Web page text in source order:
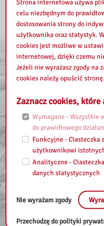
Strona internetowa używa
celu niezbędnym do
dostosowania strony do
użytkownika oraz statystyk.
cookies jest możliwe w
internetowej, dzięki czemu
Jeżeli nie wyrażasz zgody
cookies należy opuścić stronę.
Zaznacz cookies,
Wymagane - Wszystkie
do prawidłowego
Funkcyjne - Ciasteczka
użytkownikowi
Analityczne -
danych statystycznych
Nie wyrażam zgody
Przechodzę do polityki